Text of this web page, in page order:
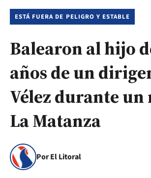
ESTÁ FUERA DE PELIGRO Y ESTABLE
Balearon al hijo
años de un
Vélez durante un
La Matanza
Por El Litoral